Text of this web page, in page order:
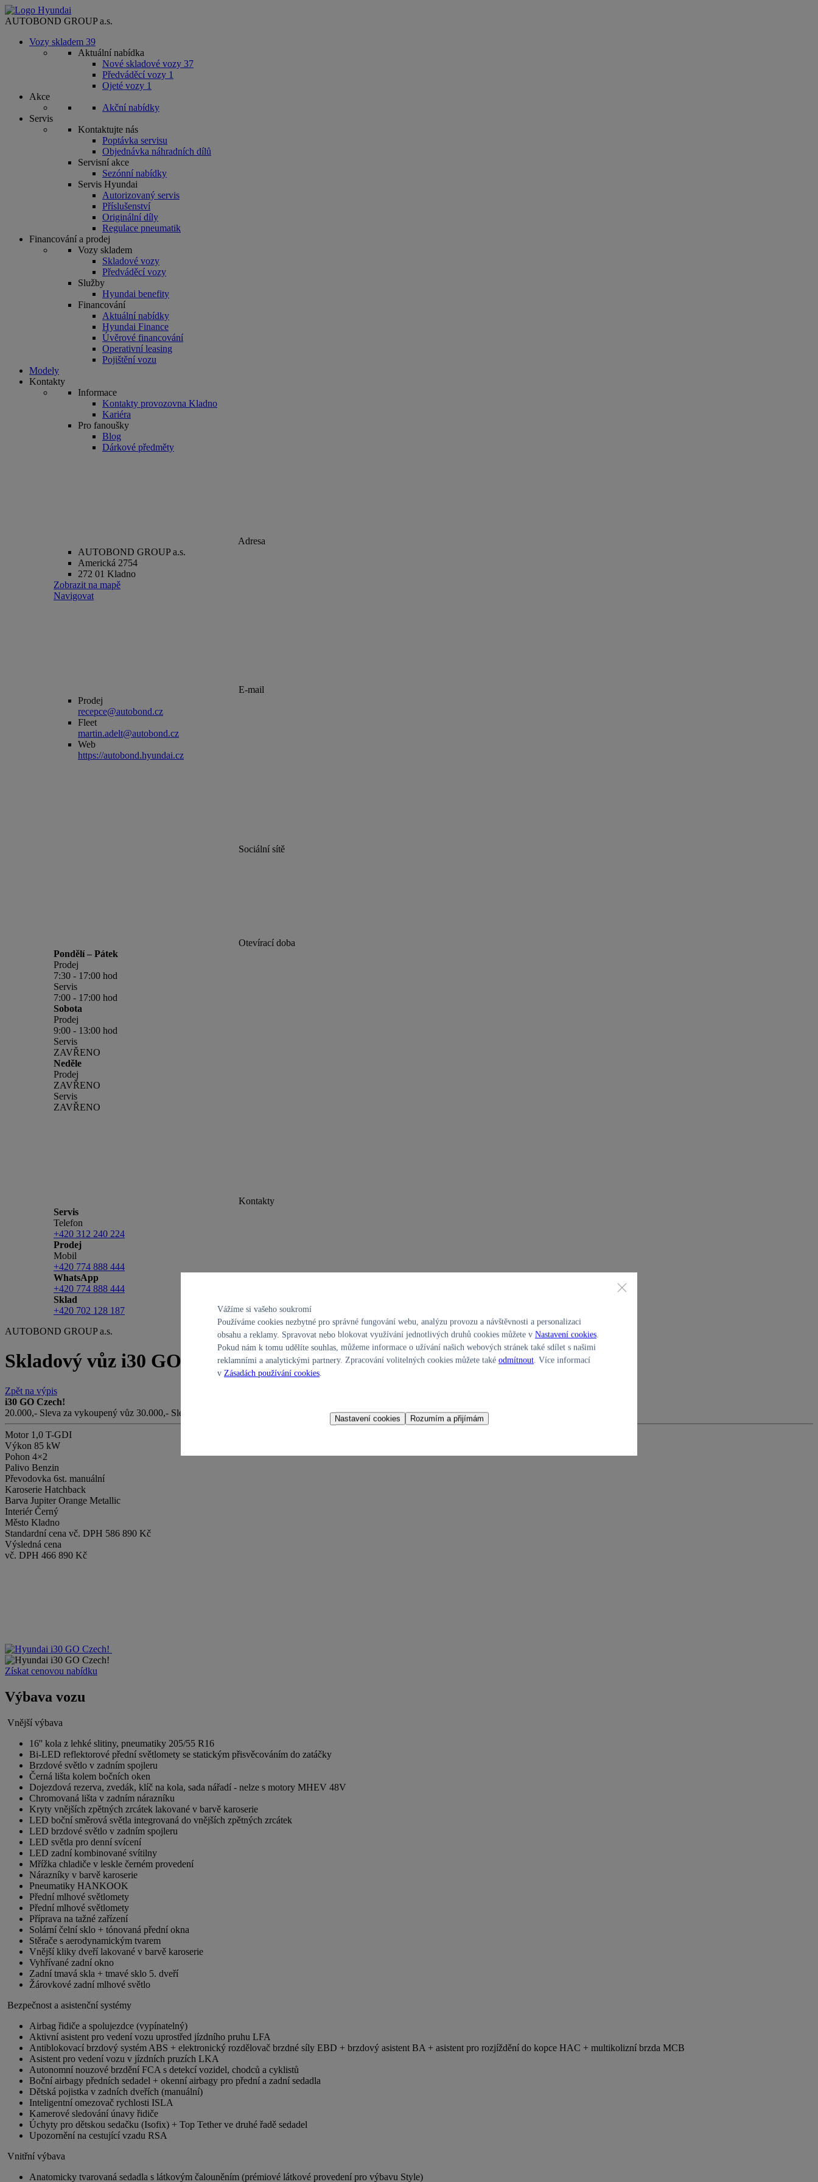
AUTOBOND GROUP a.s.
Vozy skladem 39
Aktuální nabídka
Nové skladové vozy 37
Předváděcí vozy 1
Ojeté vozy 1
Akce
Akční nabídky
Servis
Kontaktujte nás
Poptávka servisu
Objednávka náhradních dílů
Servisní akce
Sezónní nabídky
Servis Hyundai
Autorizovaný servis
Příslušenství
Originální díly
Regulace pneumatik
Financování a prodej
Vozy skladem
Skladové vozy
Předváděcí vozy
Služby
Hyundai benefity
Financování
Aktuální nabídky
Hyundai Finance
Úvěrové financování
Operativní leasing
Pojištění vozu
Modely
Kontakty
Informace
Kontakty provozovna Kladno
Kariéra
Pro fanoušky
Blog
Dárkové předměty
Adresa
AUTOBOND GROUP a.s.
Americká 2754
272 01 Kladno
Zobrazit na mapě
Navigovat
E-mail
Prodej
recepce@autobond.cz
Fleet
martin.adelt@autobond.cz
Web
https://autobond.hyundai.cz
Sociální sítě
Otevírací doba
Pondělí – Pátek
Prodej
7:30 - 17:00 hod
Servis
7:00 - 17:00 hod
Sobota
Prodej
9:00 - 13:00 hod
Servis
ZAVŘENO
Neděle
Prodej
ZAVŘENO
Servis
ZAVŘENO
Kontakty
Servis
Telefon
+420 312 240 224
Prodej
Mobil
+420 774 888 444
WhatsApp
+420 774 888 444
Sklad
+420 702 128 187
AUTOBOND GROUP a.s.
Skladový vůz i30 GO Czech!
Zpět na výpis
i30 GO Czech!
20.000,- Sleva za vykoupený vůz 30.000,- Sleva za financování
Motor 1,0 T-GDI
Výkon 85 kW
Pohon 4×2
Palivo Benzin
Převodovka 6st. manuální
Karoserie Hatchback
Barva Jupiter Orange Metallic
Interiér Černý
Město Kladno
Standardní cena vč. DPH 586 890 Kč
Výsledná cena
vč. DPH 466 890 Kč
Získat cenovou nabídku
Výbava vozu
Vnější výbava
16'' kola z lehké slitiny, pneumatiky 205/55 R16
Bi-LED reflektorové přední světlomety se statickým přisvěcováním do zatáčky
Brzdové světlo v zadním spojleru
Černá lišta kolem bočních oken
Dojezdová rezerva, zvedák, klíč na kola, sada nářadí - nelze s motory MHEV 48V
Chromovaná lišta v zadním nárazníku
Kryty vnějších zpětných zrcátek lakované v barvě karoserie
LED boční směrová světla integrovaná do vnějších zpětných zrcátek
LED brzdové světlo v zadním spojleru
LED světla pro denní svícení
LED zadní kombinované svítilny
Mřížka chladiče v leskle černém provedení
Nárazníky v barvě karoserie
Pneumatiky HANKOOK
Přední mlhové světlomety
Přední mlhové světlomety
Příprava na tažné zařízení
Solární čelní sklo + tónovaná přední okna
Stěrače s aerodynamickým tvarem
Vnější kliky dveří lakované v barvě karoserie
Vyhřívané zadní okno
Zadní tmavá skla + tmavé sklo 5. dveří
Žárovkové zadní mlhové světlo
Bezpečnost a asistenční systémy
Airbag řidiče a spolujezdce (vypínatelný)
Aktivní asistent pro vedení vozu uprostřed jízdního pruhu LFA
Antiblokovací brzdový systém ABS + elektronický rozdělovač brzdné síly EBD + brzdový asistent BA + asistent pro rozjíždění do kopce HAC + multikolizní brzda MCB
Asistent pro vedení vozu v jízdních pruzích LKA
Autonomní nouzové brzdění FCA s detekcí vozidel, chodců a cyklistů
Boční airbagy předních sedadel + okenní airbagy pro přední a zadní sedadla
Dětská pojistka v zadních dveřích (manuální)
Inteligentní omezovač rychlosti ISLA
Kamerové sledování únavy řidiče
Úchyty pro dětskou sedačku (Isofix) + Top Tether ve druhé řadě sedadel
Upozornění na cestující vzadu RSA
Vnitřní výbava
Anatomicky tvarovaná sedadla s látkovým čalouněním (prémiové látkové provedení pro výbavu Style)
Vážíme si vašeho soukromí
Používáme cookies nezbytné pro správné fungování webu, analýzu provozu a návštěvnosti a personalizaci
obsahu a reklamy. Spravovat nebo blokovat využívání jednotlivých druhů cookies můžete v Nastavení cookies.
Pokud nám k tomu udělíte souhlas, můžeme informace o užívání našich webových stránek také sdílet s našimi
reklamními a analytickými partnery. Zpracování volitelných cookies můžete také odmítnout. Více informací
v Zásadách používání cookies
Nastavení cookies Rozumím a přijímám